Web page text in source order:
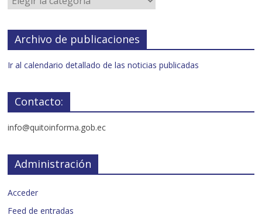
Archivo de publicaciones
Ir al calendario detallado de las noticias publicadas
Contacto:
info@quitoinforma.gob.ec
Administración
Acceder
Feed de entradas